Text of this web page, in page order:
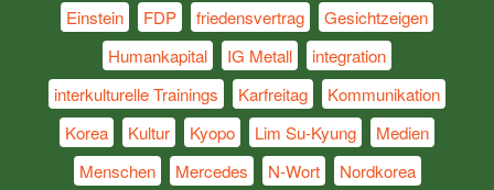
Einstein
FDP friedensvertrag
Gesichtzeigen
Humankapital
IG Metall
integration
interkulturelle Trainings
Karfreitag
Kommunikation
Korea
Kultur Kyopo Lim Su-Kyung
Medien
Menschen
Mercedes N-Wort
Nordkorea